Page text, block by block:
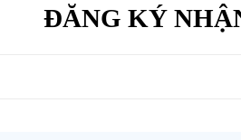
ĐĂNG KÝ